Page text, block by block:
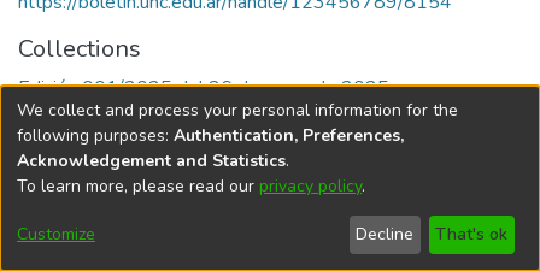
Collections
Edición 001/2025 del 26 de mayo de 2025
Universidad Nacional de Córdoba
We collect and process your personal information for the
following purposes: Authentication, Preferences,
Acknowledgement and Statistics.
To learn more, please read our privacy policy.
Customize Decline That's ok